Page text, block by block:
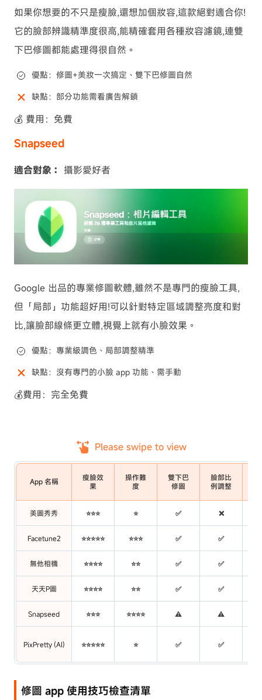
如果你想要的不只是瘦臉,還想加個妝容,這款絕對適合你!
它的臉部辨識精準度很高,能精確套用各種妝容濾鏡,連雙
下巴修圖都能處理得很自然。
優點：修圖+美妝一次搞定、雙下巴修圖自然
缺點：部分功能需看廣告解鎖
💰 費用：免費
Snapseed
適合對象： 攝影愛好者
Google 出品的專業修圖軟體,雖然不是專門的瘦臉工具,
但「局部」功能超好用!可以針對特定區域調整亮度和對
比,讓臉部線條更立體,視覺上就有小臉效果。
優點：專業級調色、局部調整精準
缺點：沒有專門的小臉 app 功能、需手動
💰費用：完全免費
Please swipe to view
App 名稱
瘦臉效
果
操作難
度
雙下巴
修圖
臉部比
例調整
美圖秀秀 ⭐⭐⭐ ⭐ ✅ ❌
Facetune2 ⭐⭐⭐⭐⭐ ⭐⭐⭐ ✅ ✅
無他相機 ⭐⭐⭐⭐ ⭐⭐ ✅ ✅
天天P圖 ⭐⭐⭐⭐ ⭐⭐ ✅ ✅
Snapseed ⭐⭐⭐ ⭐⭐⭐⭐ ⚠️ ⚠️
PixPretty (AI) ⭐⭐⭐⭐⭐ ⭐ ✅ ✅
修圖 app 使用技巧檢查清單